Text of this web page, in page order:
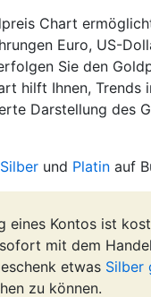
Chart
Euro, US-
Sie den
hilft Ihnen,
Darstellung des
Silber und Platin auf
eines Kontos ist
mit dem
etwas Silber
zu können.